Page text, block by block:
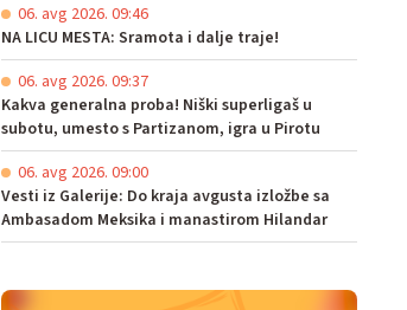
06. avg 2026. 09:46
NA LICU MESTA: Sramota i dalje traje!
06. avg 2026. 09:37
Kakva generalna proba! Niški superligaš u
subotu, umesto s Partizanom, igra u Pirotu
06. avg 2026. 09:00
Vesti iz Galerije: Do kraja avgusta izložbe sa
Ambasadom Meksika i manastirom Hilandar